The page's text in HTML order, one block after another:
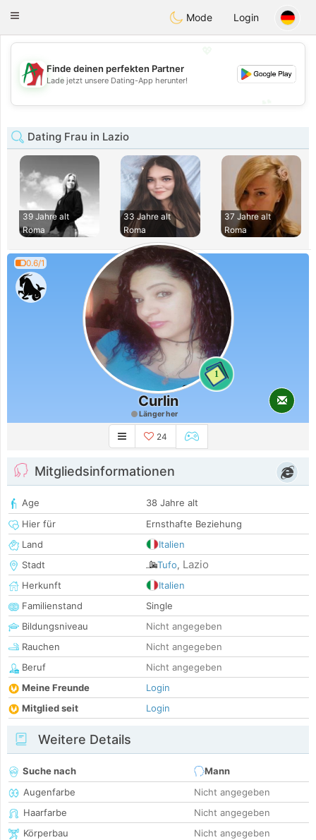
AmamiOra
Toggle
Mode Login
💖
💕
Finde deinen perfekten Partner
Lade jetzt unsere Dating-App herunter!
Dating Frau in Lazio
39 Jahre alt
Roma
33 Jahre alt
Roma
37 Jahre alt
Roma
0.6/1
1
Curlin
Länger her
24
Mitgliedsinformationen
Age
38 Jahre alt
Hier für
Ernsthafte Beziehung
Land
Italien
Stadt
Tufo, Lazio
Herkunft
Italien
Familienstand
Single
Bildungsniveau
Nicht angegeben
Rauchen
Nicht angegeben
Beruf
Nicht angegeben
Meine Freunde
Login
Mitglied seit
Login
Weitere Details
Suche nach
Mann
Augenfarbe
Nicht angegeben
Haarfarbe
Nicht angegeben
Körperbau
Nicht angegeben